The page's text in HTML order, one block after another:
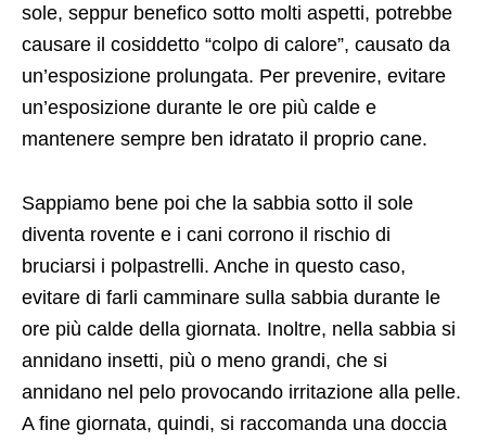
sole, seppur benefico sotto molti aspetti, potrebbe
causare il cosiddetto “colpo di calore”, causato da
un’esposizione prolungata. Per prevenire, evitare
un’esposizione durante le ore più calde e
mantenere sempre ben idratato il proprio cane.
Sappiamo bene poi che la sabbia sotto il sole
diventa rovente e i cani corrono il rischio di
bruciarsi i polpastrelli. Anche in questo caso,
evitare di farli camminare sulla sabbia durante le
ore più calde della giornata. Inoltre, nella sabbia si
annidano insetti, più o meno grandi, che si
annidano nel pelo provocando irritazione alla pelle.
A fine giornata, quindi, si raccomanda una doccia